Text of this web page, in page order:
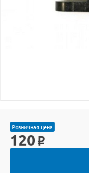
Розничная цена
120 o